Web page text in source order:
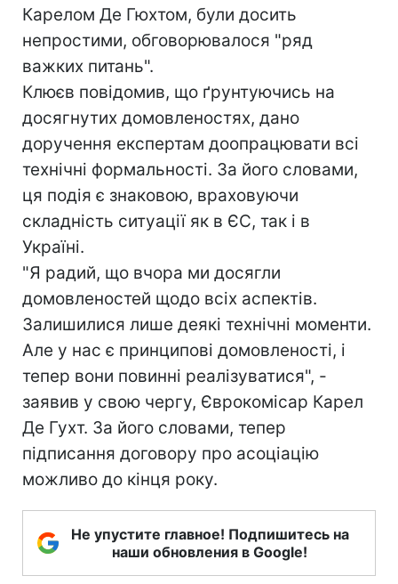
Карелом Де Гюхтом, були досить
непростими, обговорювалося "ряд
важких питань".
Клюєв повідомив, що ґрунтуючись на
досягнутих домовленостях, дано
доручення експертам доопрацювати всі
технічні формальності. За його словами,
ця подія є знаковою, враховуючи
складність ситуації як в ЄС, так і в
Україні.
"Я радий, що вчора ми досягли
домовленостей щодо всіх аспектів.
Залишилися лише деякі технічні моменти.
Але у нас є принципові домовленості, і
тепер вони повинні реалізуватися", -
заявив у свою чергу, Єврокомісар Карел
Де Гухт. За його словами, тепер
підписання договору про асоціацію
можливо до кінця року.
Не упустите главное! Подпишитесь на
наши обновления в Google!